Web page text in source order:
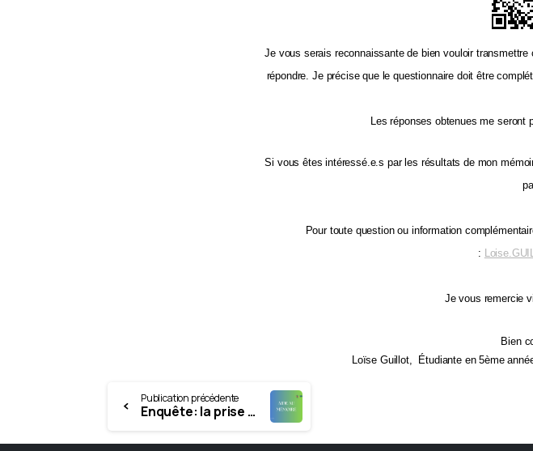
Je vous serais reconnaissante de bien vouloir
répondre. Je précise que le questionnaire doit être
Les réponses obtenues me seront
Si vous êtes intéressé.e.s par les résultats de mon
Pour toute question ou information
:
Je vous remercie
Bien
Loïse Guillot,
Étudiante en 5ème
Continue
Publication précédente
Enquête: la prise en soin de l’Obstruction Laryngée Induite à l’Effort [OLIE] (EILO en anglais)